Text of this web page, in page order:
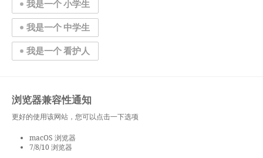
我是一个 小学生
我是一个 中学生
我是一个 看护人
浏览器兼容性通知
更好的使用该网站，您可以点击一下选项
macOS 浏览器
7/8/10 浏览器